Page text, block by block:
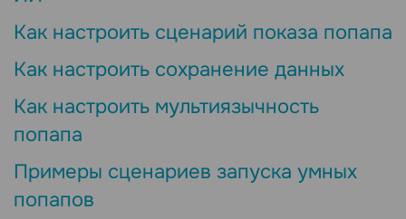
Как настроить сценарий показа попапа
Как настроить сохранение данных
Как настроить мультиязычность
попапа
Примеры сценариев запуска умных
попапов